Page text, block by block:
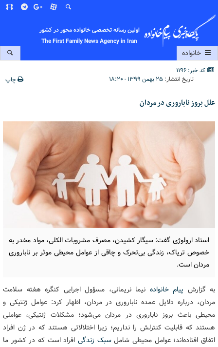
اولین رسانه تخصصی خانواده محور در کشور
The First Family News Agency in Iran
خانواده
کد خبر: 1196
تاریخ انتشار: ۲۵ بهمن ۱۳۹۹ - ۱۸:۲۰ چاپ
علل بروز ناباروری در مردان
استاد ارولوژی گفت:‌ سیگار کشیدن، مصرف مشروبات الکلی، مواد مخدر به
خصوص تریاک، زندگی بی‌تحرک و چاقی از عوامل محیطی موثر بر ناباروری
مردان است.
به گزارش پیام خانواده نیما نریمانی، مسؤول اجرایی کنگره هفته سلامت
مردان، درباره دلایل عمده ناباروری در مردان، اظهار کرد: عوامل ژنتیکی و
محیطی باعث بروز ناباروری در مردان می‌شود؛ مشکلات ژنتیکی، عواملی
هستند که قابلیت کنترلش را نداریم؛ زیرا اختلالاتی هستند که در ژن افراد
اتفاق افتاده‌اند؛ عوامل محیطی شاملسبک زندگی افراد است که در کشور ما